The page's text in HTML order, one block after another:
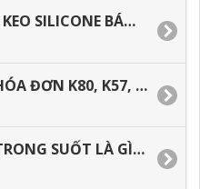
CÁCH VỆ SINH KEO SILICONE BÁM DÍNH TRÊN TAY, TRÊN ÁO.
GIẤY TRONG HÓA ĐƠN K80, K57, GIẤY IN BILL GIÁ RẺ TP. HCM
EPOXY RESIN TRONG SUỐT LÀ GÌ? ĐỊA CHỈ MUA GIÁ TỐT TẠI TP.HCM.